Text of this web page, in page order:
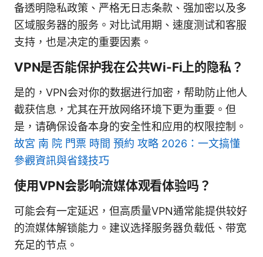
备透明隐私政策、严格无日志条款、强加密以及多
区域服务器的服务。对比试用期、速度测试和客服
支持，也是决定的重要因素。
VPN是否能保护我在公共Wi-Fi上的隐私？
是的，VPN会对你的数据进行加密，帮助防止他人
截获信息，尤其在开放网络环境下更为重要。但
是，请确保设备本身的安全性和应用的权限控制。
故宮 南 院 門票 時間 預約 攻略 2026：一文搞懂
參觀資訊與省錢技巧
使用VPN会影响流媒体观看体验吗？
可能会有一定延迟，但高质量VPN通常能提供较好
的流媒体解锁能力。建议选择服务器负载低、带宽
充足的节点。